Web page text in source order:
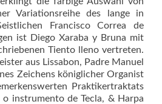
Variationsreihe des lange in
Francisco Correa de
ist Diego Xaraba y Bruna mit
Tiento lleno vertreten.
aus Lissabon, Padre Manuel
Zeichens königlicher Organist
Praktikertraktats
o instrumento de Tecla, & Harpa